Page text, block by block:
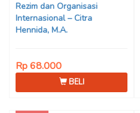
Rezim dan Organisasi
Internasional – Citra
Hennida, M.A.
Rp 68.000
BELI